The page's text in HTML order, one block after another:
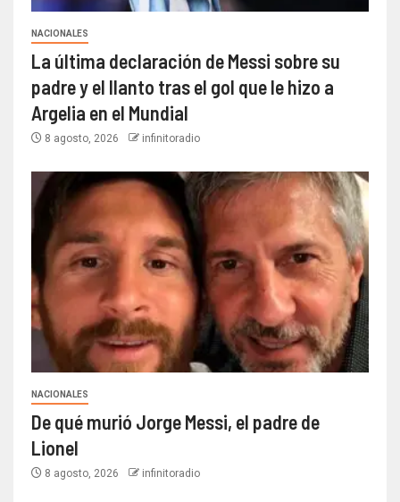
NACIONALES
La última declaración de Messi sobre su
padre y el llanto tras el gol que le hizo a
Argelia en el Mundial
8 agosto, 2026 infinitoradio
NACIONALES
De qué murió Jorge Messi, el padre de
Lionel
8 agosto, 2026 infinitoradio